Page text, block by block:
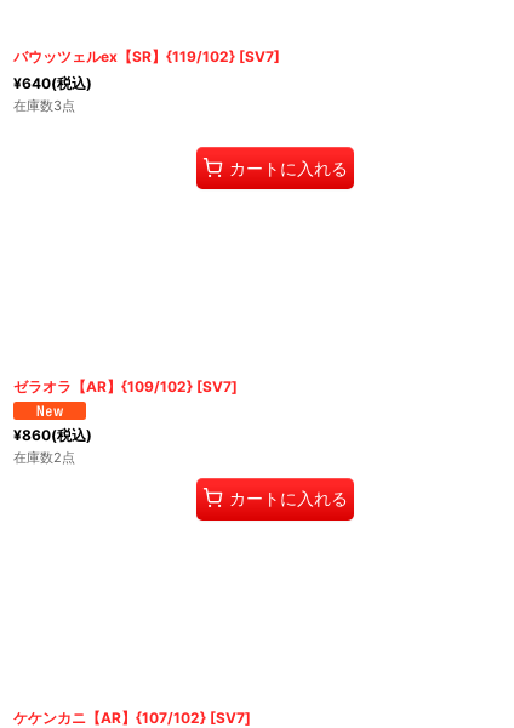
バウッツェルex【SR】{119/102} [SV7]
¥640(税込)
在庫数3点
カートに入れる
ゼラオラ【AR】{109/102} [SV7]
¥860(税込)
在庫数2点
カートに入れる
ケケンカニ【AR】{107/102} [SV7]